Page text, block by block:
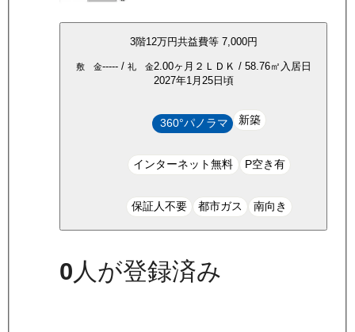
3階12万円共益費等 7,000円
敷 金-----/ 礼 金2.00ヶ月 ２ＬＤＫ / 58.76㎡ 入居日
2027年1月25日頃
360°パノラマ 新築
インターネット無料 P空き有
保証人不要 都市ガス 南向き
0 人が登録済み